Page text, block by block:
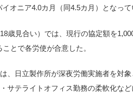
イオニア4.0カ月（同4.5カ月）となっ
歳見合い）では、現行の協定額を
とで各労使が合意した。
、日立製作所が深夜労働実施者を対
サテライトオフィス勤務の柔軟化な